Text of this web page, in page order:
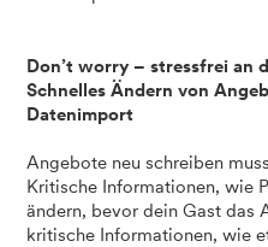
Don’t worry – stressfrei an
Schnelles Ändern von
Datenimport
Angebote neu schreiben
Kritische Informationen, wie
ändern, bevor dein Gast
kritische Informationen, wie